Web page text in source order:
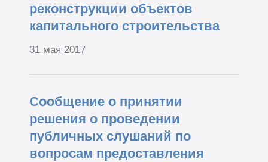
реконструкции объектов
капитального строительства
31 мая 2017
Сообщение о принятии
решения о проведении
публичных слушаний по
вопросам предоставления